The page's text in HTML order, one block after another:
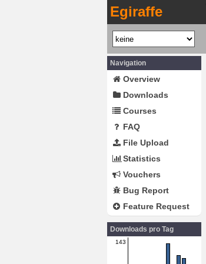
Egiraffe
Navigation
Overview
Downloads
Courses
FAQ
File Upload
Statistics
Vouchers
Bug Report
Feature Request
Downloads pro Tag
143